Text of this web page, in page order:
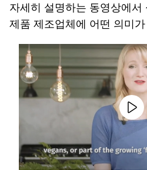
자세히 설명하는 동영상에
제품 제조업체에 어떤 의미